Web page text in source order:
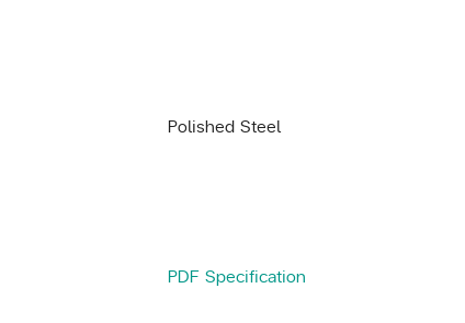
Polished Steel
PDF Specification